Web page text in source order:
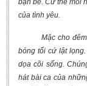
Theater and Film
Culture - History -
Education
BA, MA, PhD. Theses
bạn bè. Cứ thế mỗi
của tình yêu.
Mặc cho
bóng tối cứ lật
dọa cõi sống.
hát bài ca của